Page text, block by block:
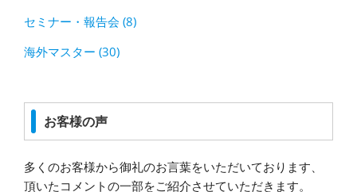
セミナー・報告会 (8)
海外マスター (30)
お客様の声
多くのお客様から御礼のお言葉をいただいております、
頂いたコメントの一部をご紹介させていただきます。